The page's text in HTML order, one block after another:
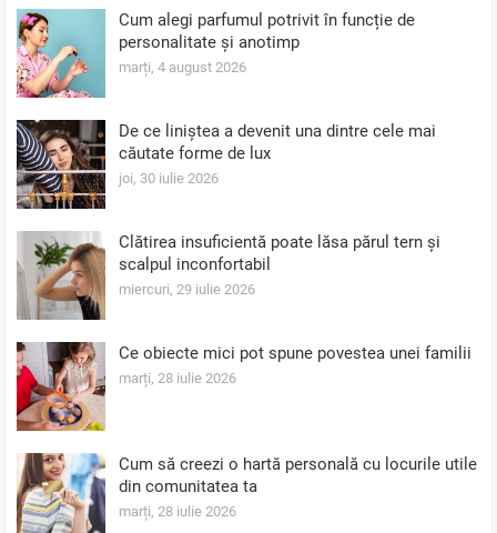
Cum alegi parfumul potrivit în funcție de
personalitate și anotimp
marți, 4 august 2026
De ce liniștea a devenit una dintre cele mai
căutate forme de lux
joi, 30 iulie 2026
Clătirea insuficientă poate lăsa părul tern și
scalpul inconfortabil
miercuri, 29 iulie 2026
Ce obiecte mici pot spune povestea unei familii
marți, 28 iulie 2026
Cum să creezi o hartă personală cu locurile utile
din comunitatea ta
marți, 28 iulie 2026